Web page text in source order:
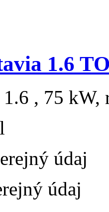
1.6
, 75 kW,
údaj
údaj